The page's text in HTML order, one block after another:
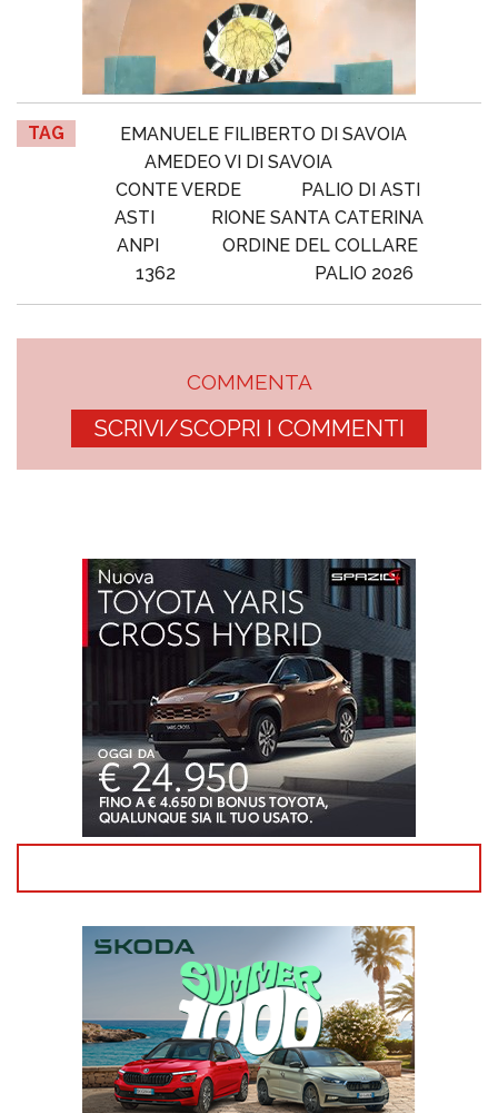
TAG
EMANUELE FILIBERTO DI SAVOIA
AMEDEO VI DI SAVOIA
CONTE VERDE
PALIO DI ASTI
ASTI
RIONE SANTA CATERINA
ANPI
ORDINE DEL COLLARE
1362
PALIO 2026
COMMENTA
SCRIVI/SCOPRI I COMMENTI